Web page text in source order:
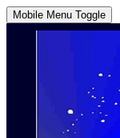
Mobile Menu Toggle